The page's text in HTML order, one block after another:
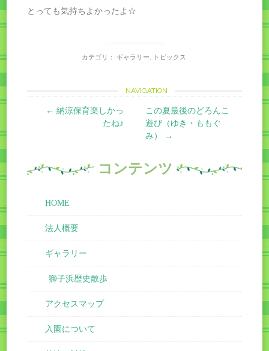
とっても気持ちよかったよ☆
カテゴリ： ギャラリー トピックス
Post
navigation
NAVIGATION
← 納涼保育楽しかっ
たね♪
この夏最後のどろんこ
遊び（ゆき・ももぐ
み）
→
コンテンツ
HOME
法人概要
ギャラリー
獅子浜歴史散歩
アクセスマップ
入園について